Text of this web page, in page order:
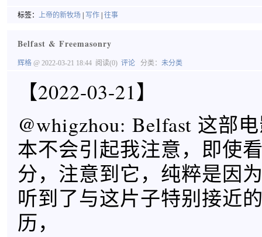
标签： 上帝的新牧场 写作 往事
Belfast & Freemasonry
辉格 @ 2022-03-21 18:44 阅读(0) 评论 分类： 未分类
【2022-03-21】
@whigzhou: Belfast 这部
本不会引起我注意，即使
分，注意到它，纯粹是因
听到了与这片子特别接近
历，